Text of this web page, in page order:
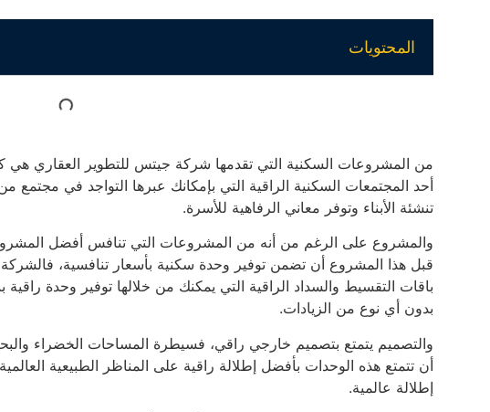
المحتويات
أحد المجتمعات السكنية الراقية التي بإمكانك عبرها التواجد في مجتمع
تنشئة الأبناء وتوفر معاني الرفاهية للأسرة.
والمشروع على الرغم من أنه من المشروعات التي تنافس أفضل
قبل هذا المشروع أن تضمن توفير وحدة سكنية بأسعار تنافسية، فالشركة
باقات التقسيط والسداد الراقية التي يمكنك من خلالها توفير وحدة
بدون أي نوع من الزيادات.
والتصميم يتمتع بتصميم خارجي راقي، فسيطرة المساحات الخضراء
أن تتمتع هذه الوحدات بأفضل إطلالة راقية على المناظر الطبيعية
إطلالة عالمية.